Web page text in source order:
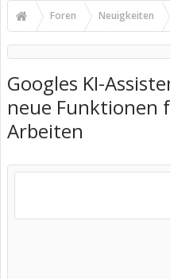
Foren Neuigkeiten
Googles KI-
neue Funktionen
Arbeiten